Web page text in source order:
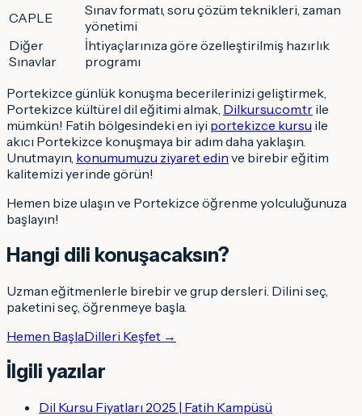
CAPLE
Sınav formatı, soru çözüm teknikleri, zaman
yönetimi
Diğer
Sınavlar
İhtiyaçlarınıza göre özelleştirilmiş hazırlık
programı
Portekizce günlük konuşma becerilerinizi geliştirmek,
Portekizce kültürel dil eğitimi almak, Dilkursu.com.tr ile
mümkün! Fatih bölgesindeki en iyi portekizce kursu ile
akıcı Portekizce konuşmaya bir adım daha yaklaşın.
Unutmayın, konumumuzu ziyaret edin ve birebir eğitim
kalitemizi yerinde görün!
Hemen bize ulaşın ve Portekizce öğrenme yolculuğunuza
başlayın!
Hangi dili konuşacaksın?
Uzman eğitmenlerle birebir ve grup dersleri. Dilini seç,
paketini seç, öğrenmeye başla.
Hemen BaşlaDilleri Keşfet →
İlgili yazılar
Dil Kursu Fiyatları 2025 | Fatih Kampüsü